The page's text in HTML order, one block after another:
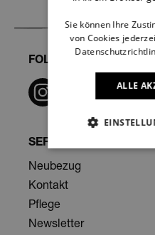
FOLGE UNS
SERVICE
Neubezug
Kontakt
Pflege
Newsletter
Sie können Ihre
von Cookies
ALLE